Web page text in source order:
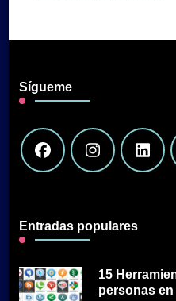
Sígueme
Entradas populares
15
personas